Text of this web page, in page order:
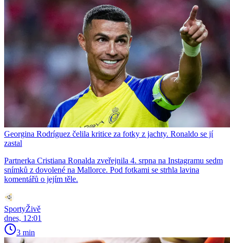
Georgina Rodríguez čelila kritice za fotky z jachty. Ronaldo se jí
zastal
Partnerka Cristiana Ronalda zveřejnila 4. srpna na Instagramu sedm
snímků z dovolené na Mallorce. Pod fotkami se strhla lavina
komentářů o jejím těle.
SportyŽivě
dnes, 12:01
3 min